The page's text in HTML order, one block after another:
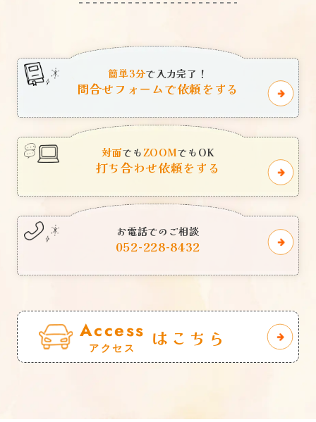
簡単3分で入力完了！
問合せフォームで依頼をする
対面でもZOOMでもOK
打ち合わせ依頼をする
お電話でのご相談
052-228-8432
Access
アクセス はこちら